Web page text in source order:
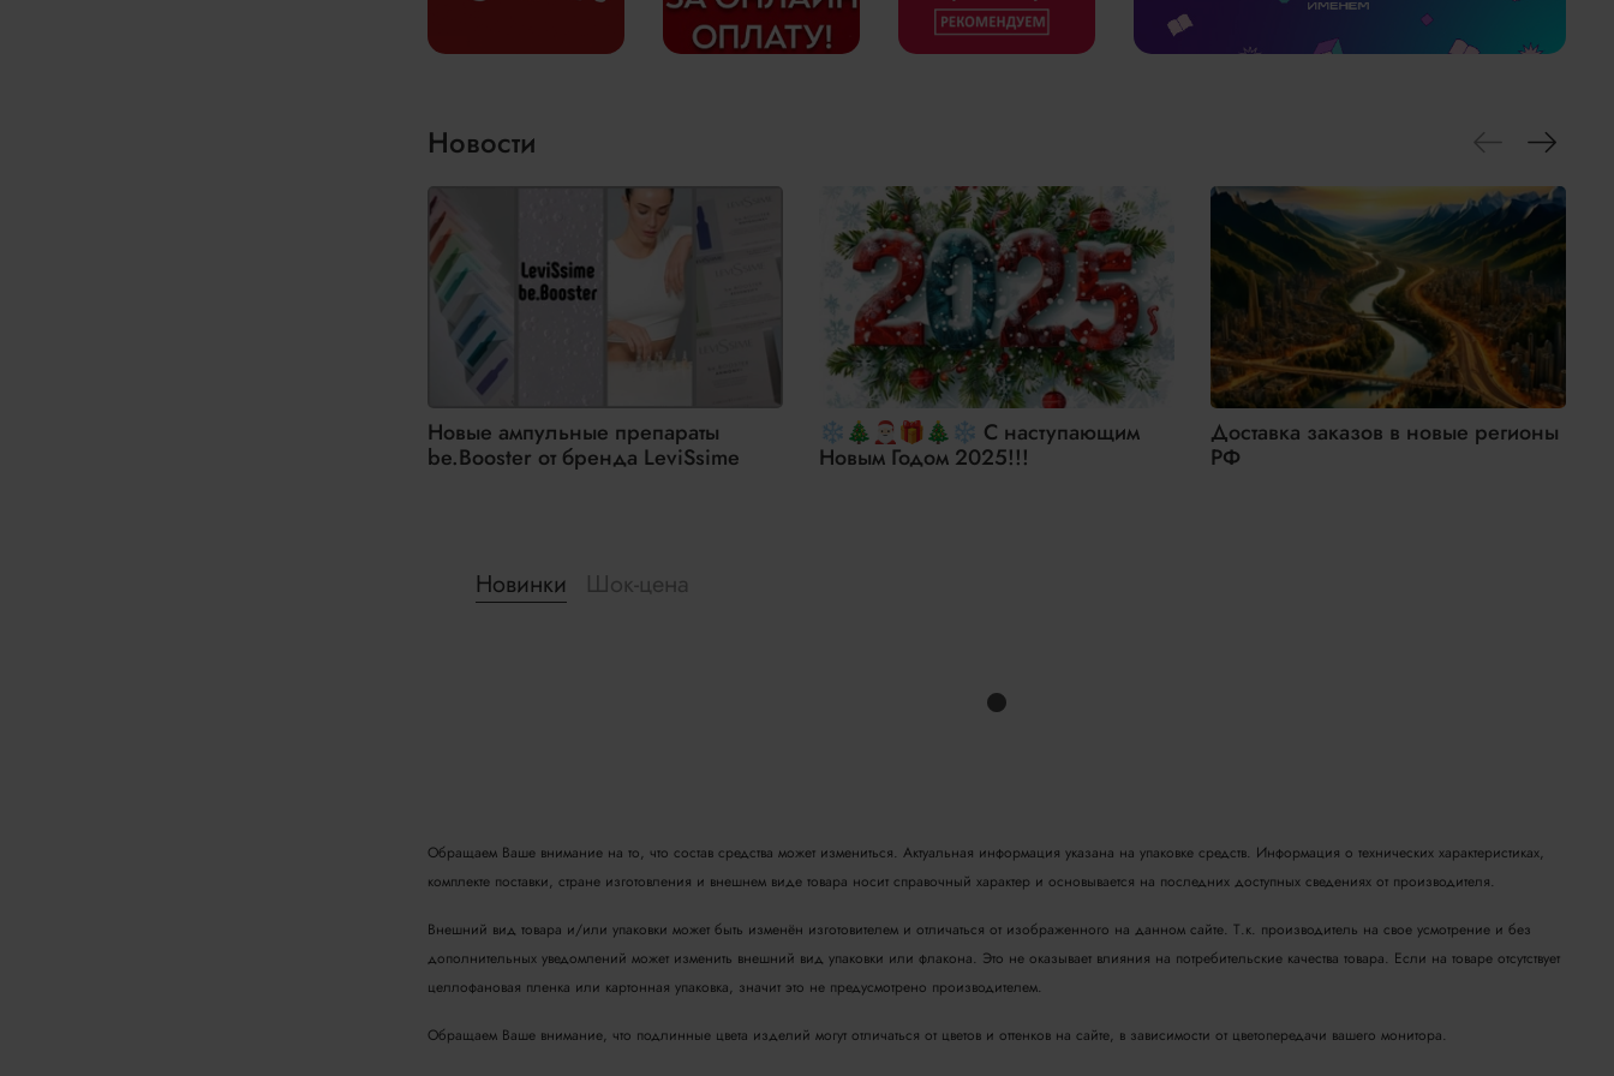
Мы отправляем номера отправления вместе с официальным сайтом транспортной компании, которой осуществляется доставка.
Новости
Новые ампульные препараты
be.Booster от бренда LeviSsime
❄🎄🎅🏻🎁🎄❄ С наступающим
Новым Годом 2025!!!
Доставка заказов в новые регионы
РФ
Новинки Шок-цена
Обращаем Ваше внимание на то, что состав средства может измениться. Актуальная информация указана на упаковке средств. Информация о технических характеристиках,
комплекте поставки, стране изготовления и внешнем виде товара носит справочный характер и основывается на последних доступных сведениях от производителя.
Внешний вид товара и/или упаковки может быть изменён изготовителем и отличаться от изображенного на данном сайте. Т.к. производитель на свое усмотрение и без
дополнительных уведомлений может изменить внешний вид упаковки или флакона. Это не оказывает влияния на потребительские качества товара. Если на товаре отсутствует
целлофановая пленка или картонная упаковка, значит это не предусмотрено производителем.
Обращаем Ваше внимание, что подлинные цвета изделий могут отличаться от цветов и оттенков на сайте, в зависимости от цветопередачи вашего монитора.